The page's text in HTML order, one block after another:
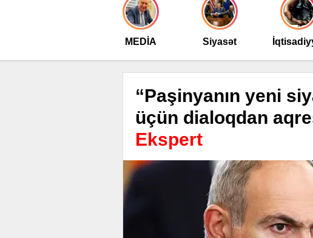
MEDİA Siyasət
“Paşinyanın yeni
üçün dialoqdan
Ekspert